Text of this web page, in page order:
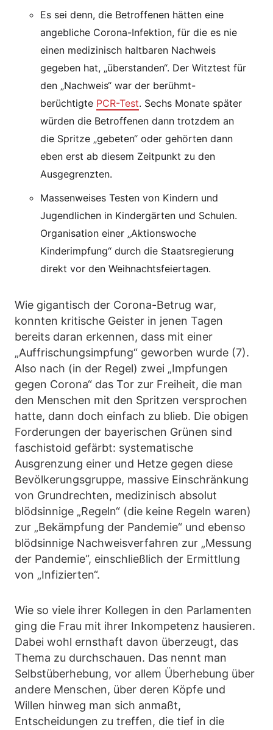
Es sei denn, die Betroffenen hätten eine
angebliche Corona-Infektion, für die es nie
einen medizinisch haltbaren Nachweis
gegeben hat, „überstanden“. Der Witztest für
den „Nachweis“ war der berühmt-
berüchtigte PCR-Test. Sechs Monate später
würden die Betroffenen dann trotzdem an
die Spritze „gebeten“ oder gehörten dann
eben erst ab diesem Zeitpunkt zu den
Ausgegrenzten.
Massenweises Testen von Kindern und
Jugendlichen in Kindergärten und Schulen.
Organisation einer „Aktionswoche
Kinderimpfung“ durch die Staatsregierung
direkt vor den Weihnachtsfeiertagen.
Wie gigantisch der Corona-Betrug war,
konnten kritische Geister in jenen Tagen
bereits daran erkennen, dass mit einer
„Auffrischungsimpfung“ geworben wurde (7).
Also nach (in der Regel) zwei „Impfungen
gegen Corona“ das Tor zur Freiheit, die man
den Menschen mit den Spritzen versprochen
hatte, dann doch einfach zu blieb. Die obigen
Forderungen der bayerischen Grünen sind
faschistoid gefärbt: systematische
Ausgrenzung einer und Hetze gegen diese
Bevölkerungsgruppe, massive Einschränkung
von Grundrechten, medizinisch absolut
blödsinnige „Regeln“ (die keine Regeln waren)
zur „Bekämpfung der Pandemie“ und ebenso
blödsinnige Nachweisverfahren zur „Messung
der Pandemie“, einschließlich der Ermittlung
von „Infizierten“.
Wie so viele ihrer Kollegen in den Parlamenten
ging die Frau mit ihrer Inkompetenz hausieren.
Dabei wohl ernsthaft davon überzeugt, das
Thema zu durchschauen. Das nennt man
Selbstüberhebung, vor allem Überhebung über
andere Menschen, über deren Köpfe und
Willen hinweg man sich anmaßt,
Entscheidungen zu treffen, die tief in die